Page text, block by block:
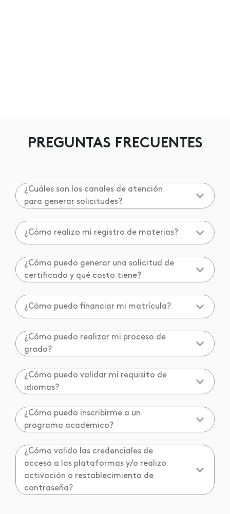
PREGUNTAS FRECUENTES
¿Cuáles son los canales de atención
para generar solicitudes?
¿Cómo realizo mi registro de materias?
¿Cómo puedo generar una solicitud de
certificado y qué costo tiene?
¿Cómo puedo financiar mi matrícula?
¿Cómo puedo realizar mi proceso de
grado?
¿Cómo puedo validar mi requisito de
idiomas?
¿Cómo puedo inscribirme a un
programa académico?
¿Cómo valido las credenciales de
acceso a las plataformas y/o realizo
activación o restablecimiento de
contraseña?